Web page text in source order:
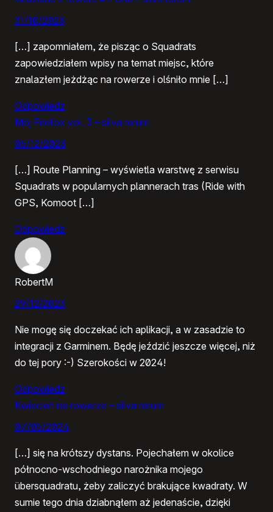
31/10/2023
[…] zapomniałem, że pisząc o Squadrats
zapowiedziałem wpisy na temat miejsc, które
znalazłem jeżdżąc na rowerze i olśniło mnie […]
Odpowiedz
Mój Firefox vol. 3 – silva rerum
05/12/2023
[…] Route Planning – wyświetla warstwę z serwisu
Squadrats w popularnych plannerach tras (Ride with
GPS, Komoot […]
Odpowiedz
RobertM
29/12/2023
Nie mogę się doczekać ich aplikacji, a w zasadzie to
integracji z Garminem. Będę jeździć jeszcze więcej, niż
do tej pory :-) Szerokości w 2024!
Odpowiedz
Kwiecień na rowerze – silva rerum
07/05/2024
[…] się na krótszy dystans. Pojechałem w okolice
północno-wschodniego narożnika mojego
übersquadratu, żeby zaliczyć brakujące kwadraty. W
sumie tego dnia dziabnąłem aż jedenaście, dzięki